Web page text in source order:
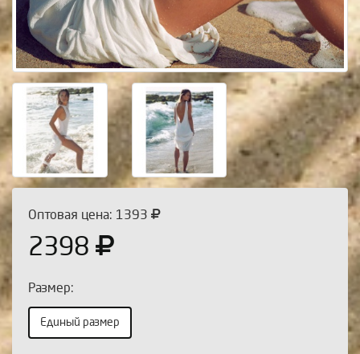
Оптовая цена: 1393
2398
Размер:
Единый размер